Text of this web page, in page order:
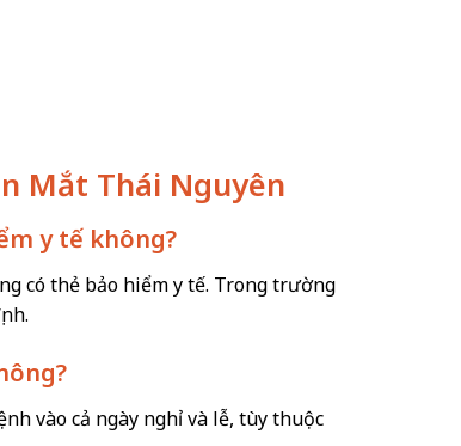
Mắt Thái Nguyên
y tế không?
có thẻ bảo hiểm y tế. Trong trường
vào cả ngày nghỉ và lễ, tùy thuộc